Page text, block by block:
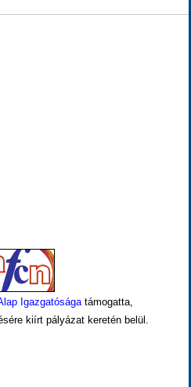
Igazgatóságatámogatta,
kiírt pályázat keretén belül.